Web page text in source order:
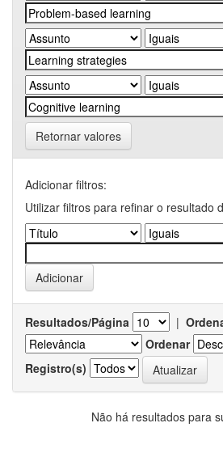
Retornar valores
Adicionar filtros:
Utilizar filtros para refinar o resultado
Resultados/Página |
Ordenar
Registro(s)
Não há resultados para